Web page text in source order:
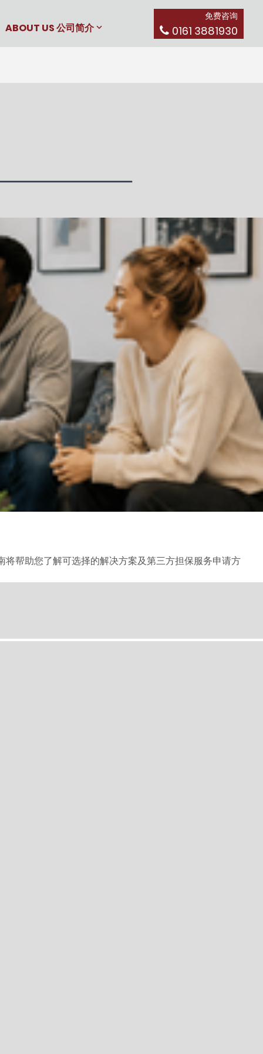
免费咨询
0161 3881930
ABOUT US 公司简介
帮助您了解可选择的解决方案及第三方担保服务申请方